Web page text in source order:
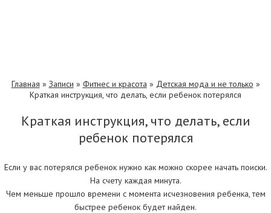
Главная » Записи » Фитнес и красота » Детская мода и не только »
Краткая инструкция, что делать, если ребенок потерялся
Краткая инструкция, что делать, если
ребенок потерялся
Если у вас потерялся ребенок нужно как можно скорее начать поиски.
На счету каждая минута.
Чем меньше прошло времени с момента исчезновения ребенка, тем
быстрее ребенок будет найден.